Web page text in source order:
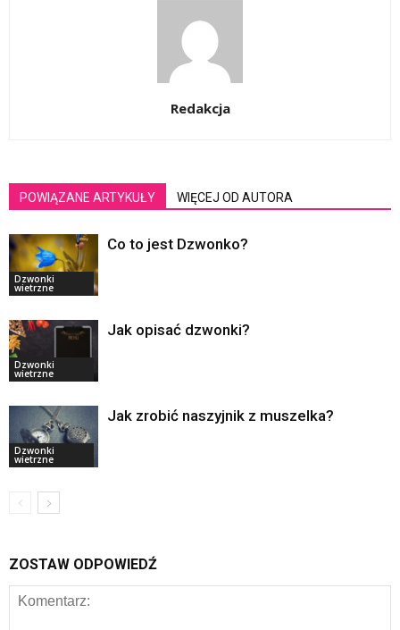
Redakcja
POWIĄZANE ARTYKUŁY WIĘCEJ OD AUTORA
Dzwonki
wietrzne
Co to jest Dzwonko?
Dzwonki
wietrzne
Jak opisać dzwonki?
Dzwonki
wietrzne
Jak zrobić naszyjnik z muszelka?
ZOSTAW ODPOWIEDŹ